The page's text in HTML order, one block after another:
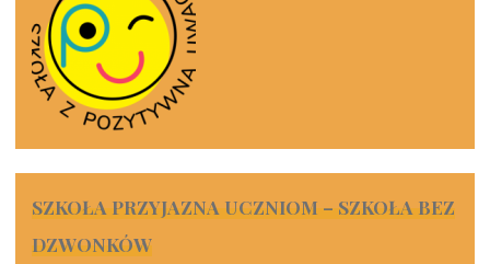
SZKOŁA PRZYJAZNA UCZNIOM – SZKOŁA BEZ
DZWONKÓW